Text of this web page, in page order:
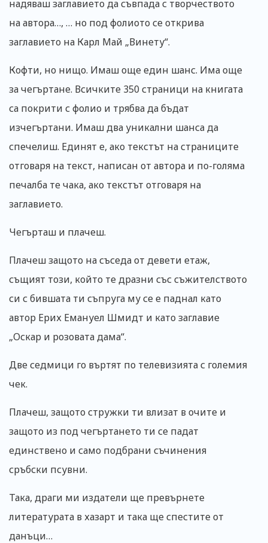
надяваш заглавието да съвпада с творчеството
на автора…, … но под фолиото се открива
заглавието на Карл Май „Винету“.
Кофти, но нищо. Имаш още един шанс. Има още
за чегъртане. Всичките 350 страници на книгата
са покрити с фолио и трябва да бъдат
изчегъртани. Имаш два уникални шанса да
спечелиш. Единят е, ако текстът на страниците
отговаря на текст, написан от автора и по-голяма
печалба те чака, ако текстът отговаря на
заглавието.
Чегърташ и плачеш.
Плачеш защото на съседа от девети етаж,
същият този, който те дразни със съжителството
си с бившата ти съпруга му се е паднал като
автор Ерих Емануел Шмидт и като заглавие
„Оскар и розовата дама“.
Две седмици го въртят по телевизията с големия
чек.
Плачеш, защото стружки ти влизат в очите и
защото из под чегъртането ти се падат
единствено и само подбрани съчинения
сръбски псувни.
Така, драги ми издатели ще превърнете
литературата в хазарт и така ще спестите от
данъци…